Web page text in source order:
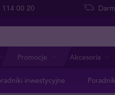
00 20
Promocje Akcesoria
inwestycyjne